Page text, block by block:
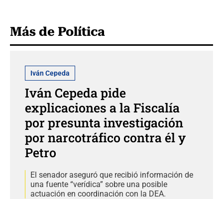
Más de Política
Iván Cepeda
Iván Cepeda pide
explicaciones a la Fiscalía
por presunta investigación
por narcotráfico contra él y
Petro
El senador aseguró que recibió información de
una fuente “verídica” sobre una posible
actuación en coordinación con la DEA.